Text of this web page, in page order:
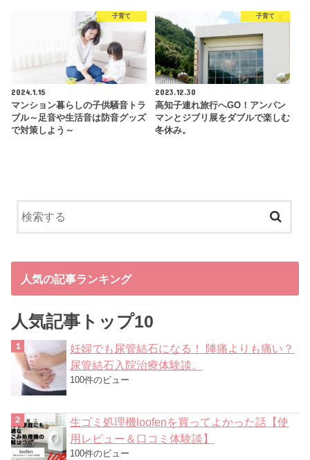
子育て
2024.1.15
マンション暮らしの子供騒音トラ
ブル～足音や生活音は防音グッズ
で対策しよう～
子育て
2023.12.30
高知子連れ旅行へGO！アンパン
マンとジブリ展をダブルで楽しむ
冬休み。
人気の記事ランキング
人気記事トップ10
妊婦でも尿管結石になる！ 陣痛よりも痛い？
尿管結石入院治療体験談。
100件のビュー
生ゴミ処理機loofenを買ってよかった話【使
用レビュー＆口コミ体験談】
100件のビュー